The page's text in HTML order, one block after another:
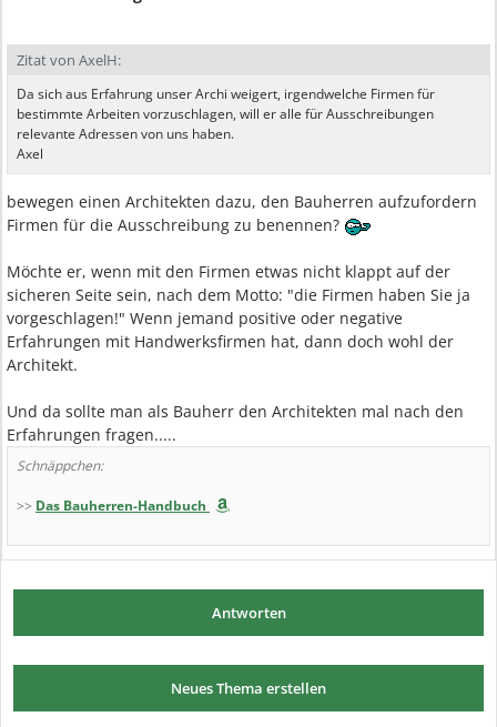
Zitat von AxelH:
Da sich aus Erfahrung unser Archi weigert, irgendwelche Firmen für
bestimmte Arbeiten vorzuschlagen, will er alle für Ausschreibungen
relevante Adressen von uns haben.
Axel
bewegen einen Architekten dazu, den Bauherren aufzufordern
Firmen für die Ausschreibung zu benennen?
Möchte er, wenn mit den Firmen etwas nicht klappt auf der
sicheren Seite sein, nach dem Motto: "die Firmen haben Sie ja
vorgeschlagen!" Wenn jemand positive oder negative
Erfahrungen mit Handwerksfirmen hat, dann doch wohl der
Architekt.
Und da sollte man als Bauherr den Architekten mal nach den
Erfahrungen fragen.....
Schnäppchen:
>> Das Bauherren-Handbuch
Antworten
Neues Thema erstellen